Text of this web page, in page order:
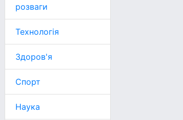
розваги
Технологія
Здоров'я
Спорт
Наука